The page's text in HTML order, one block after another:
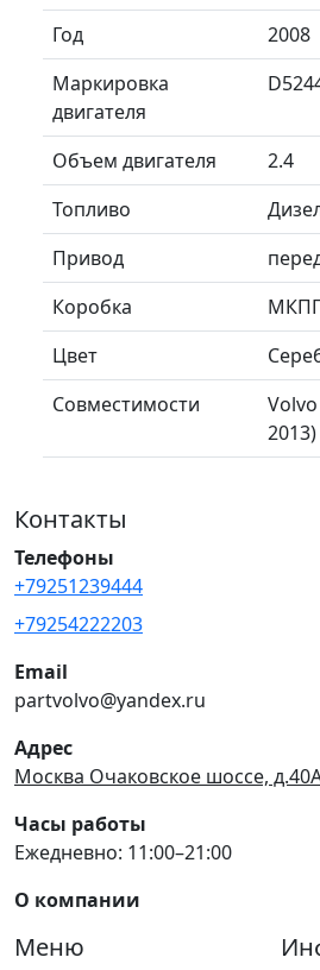
Год
2008
Маркировка
двигателя
Объем двигателя
2.4
Топливо
Привод
Коробка
Цвет
Совместимости
2013)
Контакты
Телефоны
+79251239444
+79254222203
Email
partvolvo@yandex.ru
Адрес
Москва Очаковское шоссе,
Часы работы
Ежедневно: 11:00–21:00
О компании
Меню